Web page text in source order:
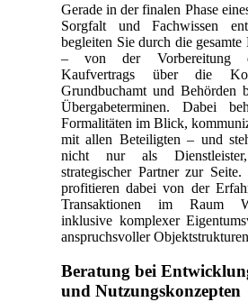
Gerade in der finalen Phase
Sorgfalt und Fachwissen
begleiten Sie durch die
– von der Vorbereitung
Kaufvertrags über die
Grundbuchamt und Behörden
Übergabeterminen. Dabei
Formalitäten im Blick,
mit allen Beteiligten – und
nicht nur als
strategischer Partner zur
profitieren dabei von der
Transaktionen im Raum
inklusive komplexer
anspruchsvoller
Beratung bei
und Nutzungskonzepten